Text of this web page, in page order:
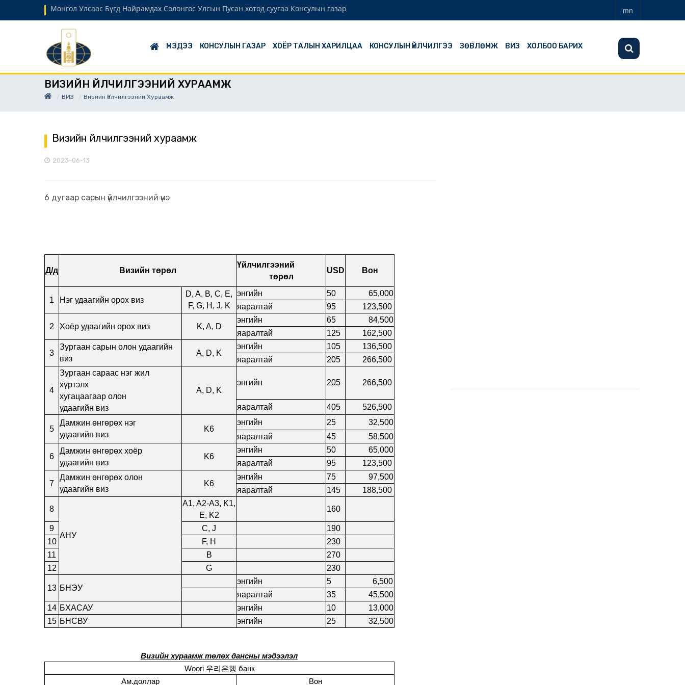
Монгол Улсаас Бүгд Найрамдах Солонгос Улсын Пусан хотод суугаа Консулын газар mn
МЭДЭЭ КОНСУЛЫН ГАЗАР ХОЁР ТАЛЫН ХАРИЛЦАА КОНСУЛЫН ҮЙЛЧИЛГЭЭ ЗӨВЛӨМЖ ВИЗ ХОЛБОО БАРИХ
ВИЗИЙН ҮЙЛЧИЛГЭЭНИЙ ХУРААМЖ
ВИЗ Визийн Үйлчилгээний Хураамж
Визийн үйлчилгээний хураамж
2023-06-13
6 дугаар сарын үйлчилгээний үнэ
Д/д Визийн төрөл
Үйлчилгээний
төрөл
USD Вон
1 Нэг удаагийн орох виз
D, A, B, C, E,
F, G, H, J, K
энгийн 50
65,000
яаралтай
95 123,500
2 Хоёр удаагийн орох виз K, A, D
энгийн 65
84,500
яаралтай
125 162,500
3
Зургаан сарын олон удаагийн
виз
A, D, K
энгийн 105
136,500
яаралтай
205 266,500
4
Зургаан сараас нэг жил
хүртэлх
хугацаагаар олон
удаагийн виз
A, D, K
энгийн 205 266,500
яаралтай 405 526,500
5
Дамжин өнгөрөх нэг
удаагийн виз
K6
энгийн 25
32,500
яаралтай
45 58,500
6
Дамжин өнгөрөх хоёр
удаагийн виз
K6
энгийн 50
65,000
яаралтай
95 123,500
7
Дамжин өнгөрөх олон
удаагийн виз
K6
энгийн 75
97,500
яаралтай
145 188,500
8
АНУ
A1, A2-A3, K1,
E, K2
160
9 C, J
190
10
F, H
230
11
B
270
12
G 230
13 БНЭУ
энгийн 5
6,500
яаралтай
35
45,500
14 БХАСАУ энгийн 10
13,000
15 БНСВУ энгийн 25 32,500
Визийн хураамж төлөх дансны мэдээлэл
Woori 우리은행 банк
Ам.доллар
Вон